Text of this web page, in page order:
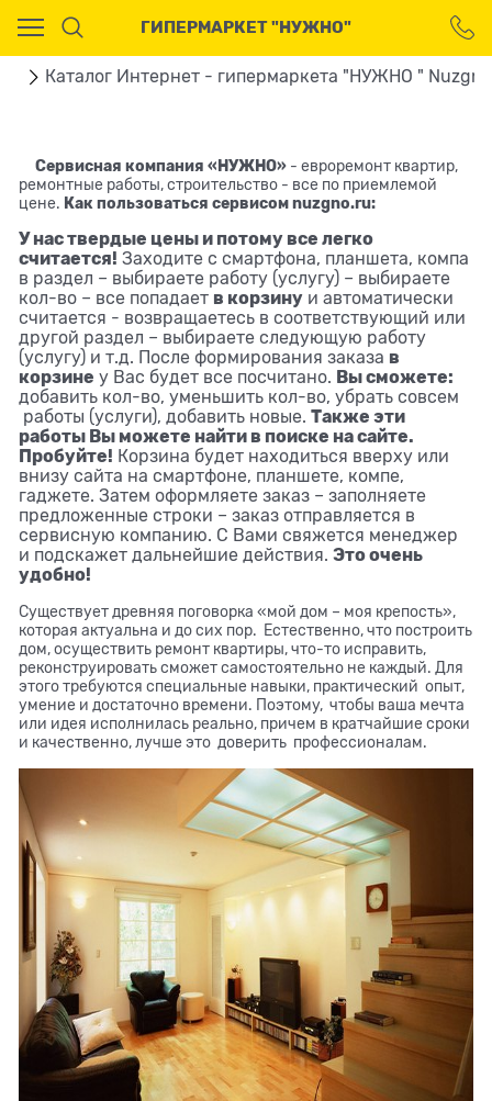
ГИПЕРМАРКЕТ "НУЖНО"
Каталог Интернет - гипермаркета "НУЖНО "
Сервисная компания «НУЖНО» - евроремонт квартир,
ремонтные работы, строительство - все по приемлемой
цене. Как пользоваться сервисом nuzgno.ru:
У нас твердые цены и потому все легко
считается! Заходите с смартфона, планшета, компа
в раздел – выбираете работу (услугу) – выбираете
кол-во – все попадает в корзину и автоматически
считается - возвращаетесь в соответствующий или
другой раздел – выбираете следующую работу
(услугу) и т.д. После формирования заказа в
корзине у Вас будет все посчитано. Вы сможете:
добавить кол-во, уменьшить кол-во, убрать совсем
работы (услуги), добавить новые.Также эти
работы Вы можете найти в поиске на сайте.
Пробуйте! Корзина будет находиться вверху или
внизу сайта на смартфоне, планшете, компе,
гаджете. Затем оформляете заказ – заполняете
предложенные строки – заказ отправляется в
сервисную компанию. С Вами свяжется менеджер
и подскажет дальнейшие действия.Это очень
удобно!
Существует древняя поговорка «мой дом – моя крепость»,
которая актуальна и до сих пор. Естественно, что построить
дом, осуществить ремонт квартиры, что-то исправить,
реконструировать сможет самостоятельно не каждый. Для
этого требуются специальные навыки, практический опыт,
умение и достаточно времени. Поэтому, чтобы ваша мечта
или идея исполнилась реально, причем в кратчайшие сроки
и качественно, лучше это доверить профессионалам.
Ваш город - Москва,
угадали?
ДА НЕТ